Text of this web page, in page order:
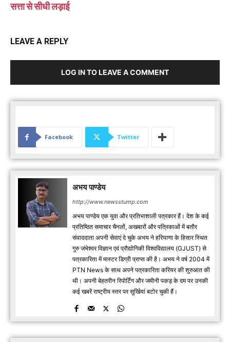
सत्ता से सीधी लड़ाई
LEAVE A REPLY
LOG IN TO LEAVE A COMMENT
Facebook Twitter
अभय पाण्डेय
http://www.newsstump.com
अभय पाण्डेय एक युवा और प्रतिभाशाली पत्रकार हैं। देश के कई
प्रतिष्ठित समाचार चैनलों, अखबारों और पत्रिकाओं में बतौर
संवाददाता अपनी सेवाएं दे चुके अभय ने हरियाणा के हिसार स्थित
गुरु जंभेश्वर विज्ञान एवं प्रौद्योगिकी विश्वविद्यालय (GJUST) से
पत्रकारिता में मास्टर डिग्री प्राप्त की है। अभय ने वर्ष 2004 में
PTN News के साथ अपने पत्रकारिता करियर की शुरुआत की
थी। अपनी बेहतरीन रिपोर्टिंग और जमीनी पकड़ के दम पर उनकी
कई खबरें राष्ट्रीय स्तर पर सुर्खियां बटोर चुकी हैं।